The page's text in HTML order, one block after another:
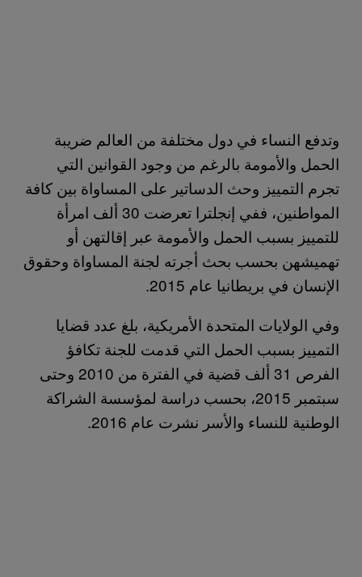
وتدفع النساء في دول مختلفة من العالم ضريبة
الحمل والأمومة بالرغم من وجود القوانين التي
تجرم التمييز وحث الدساتير على المساواة بين كافة
المواطنين، ففي إنجلترا تعرضت 30 ألف امرأة
للتمييز بسبب الحمل والأمومة عبر إقالتهن أو
تهميشهن بحسب بحث أجرته لجنة المساواة وحقوق
الإنسان في بريطانيا عام 2015.
وفي الولايات المتحدة الأمريكية، بلغ عدد قضايا
التمييز بسبب الحمل التي قدمت للجنة تكافؤ
الفرص 31 ألف قضية في الفترة من 2010 وحتى
سبتمبر 2015، بحسب دراسة لمؤسسة الشراكة
الوطنية للنساء والأسر نشرت عام 2016.